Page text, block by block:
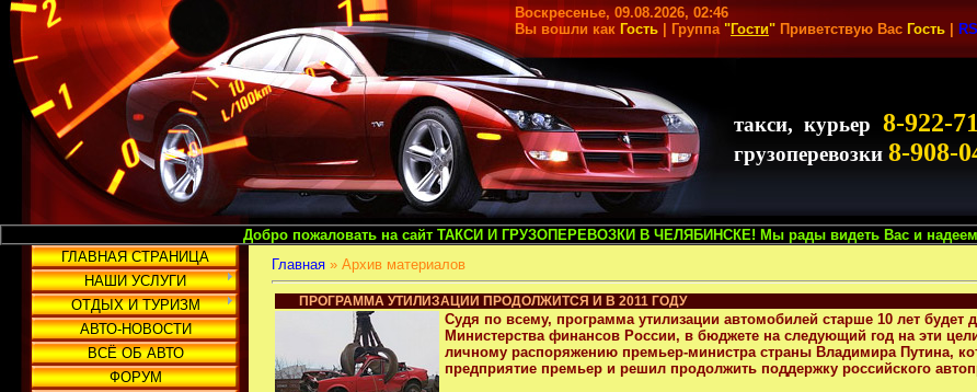
Воскресенье, 09.08.2026, 02:46
Вы вошли как Гость | Группа "Гости" Приветствую Вас Гость
такси, курьер 8-922-
грузоперевозки 8-908-
Добро пожаловать на сайт ТАКСИ И ГРУЗОПЕРЕВОЗКИ В ЧЕЛЯБИНСКЕ! Мы рады видеть Вас и надеемся на
ГЛАВНАЯ СТРАНИЦА
НАШИ УСЛУГИ
ОТДЫХ И ТУРИЗМ
АВТО-НОВОСТИ
ВСЁ ОБ АВТО
ФОРУМ
Главная » Архив материалов
ПРОГРАММА УТИЛИЗАЦИИ ПРОДОЛЖИТСЯ И В 2011 ГОДУ
Судя по всему, программа утилизации автомобилей старше 10 лет будет
Министерства финансов России, в бюджете на следующий год на эти
личному распоряжению премьер-министра страны Владимира Путина,
предприятие премьер и решил продолжить поддержку российского